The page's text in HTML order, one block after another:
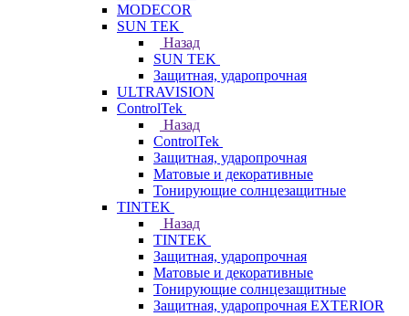
MODECOR
SUN TEK
Назад
SUN TEK
Защитная, ударопрочная
ULTRAVISION
ControlTek
Назад
ControlTek
Защитная, ударопрочная
Матовые и декоративные
Тонирующие солнцезащитные
TINTEK
Назад
TINTEK
Защитная, ударопрочная
Матовые и декоративные
Тонирующие солнцезащитные
Защитная, ударопрочная EXTERIOR